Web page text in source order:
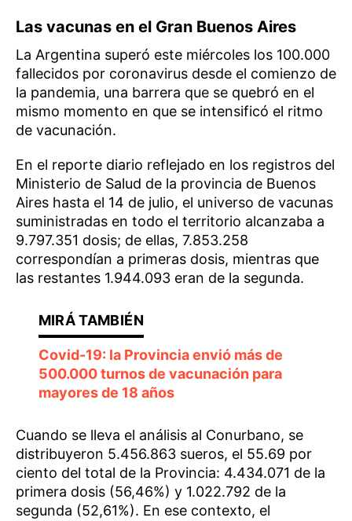
Las vacunas en el Gran Buenos Aires
La Argentina superó este miércoles los 100.000
fallecidos por coronavirus desde el comienzo de
la pandemia, una barrera que se quebró en el
mismo momento en que se intensificó el ritmo
de vacunación.
En el reporte diario reflejado en los registros del
Ministerio de Salud de la provincia de Buenos
Aires hasta el 14 de julio, el universo de vacunas
suministradas en todo el territorio alcanzaba a
9.797.351 dosis; de ellas, 7.853.258
correspondían a primeras dosis, mientras que
las restantes 1.944.093 eran de la segunda.
Covid-19: la Provincia envió más de
500.000 turnos de vacunación para
mayores de 18 años
Cuando se lleva el análisis al Conurbano, se
distribuyeron 5.456.863 sueros, el 55.69 por
ciento del total de la Provincia: 4.434.071 de la
primera dosis (56,46%) y 1.022.792 de la
segunda (52,61%). En ese contexto, el